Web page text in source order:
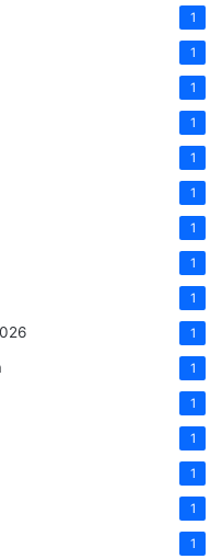
1
1
1
1
1
1
1
1
1
1
1
1
1
1
1
1